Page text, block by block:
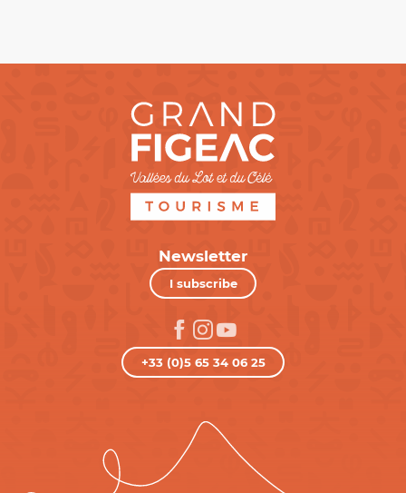
Newsletter
I subscribe
+33 (0)5 65 34 06 25